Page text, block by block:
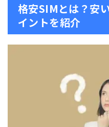
格安SIMとは？安
イントを紹介